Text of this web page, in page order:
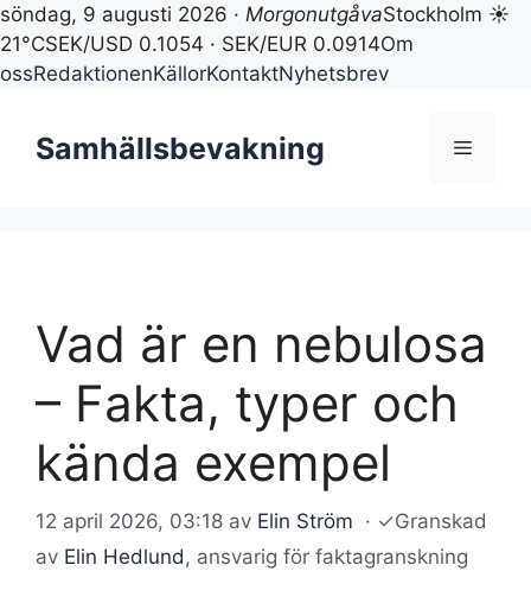
söndag, 9 augusti 2026 · MorgonutgåvaStockholm ☀
21°CSEK/USD 0.1054 · SEK/EUR 0.0914Om
ossRedaktionenKällorKontaktNyhetsbrev
innehållSamhällsbevakning Meny
Vad är en nebulosa
– Fakta, typer och
kända exempel
12 april 2026, 03:18 av Elin Ström · ✓Granskad
av Elin Hedlund , ansvarig för faktagranskning